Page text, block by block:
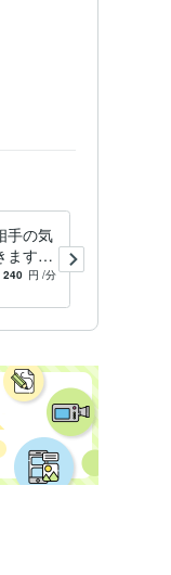
手の気
ます
あなた
240 円 /分